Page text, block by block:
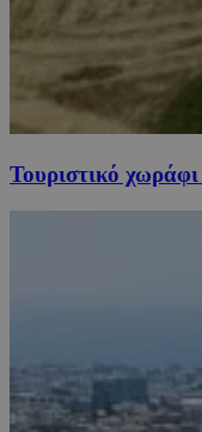
Τουριστικό